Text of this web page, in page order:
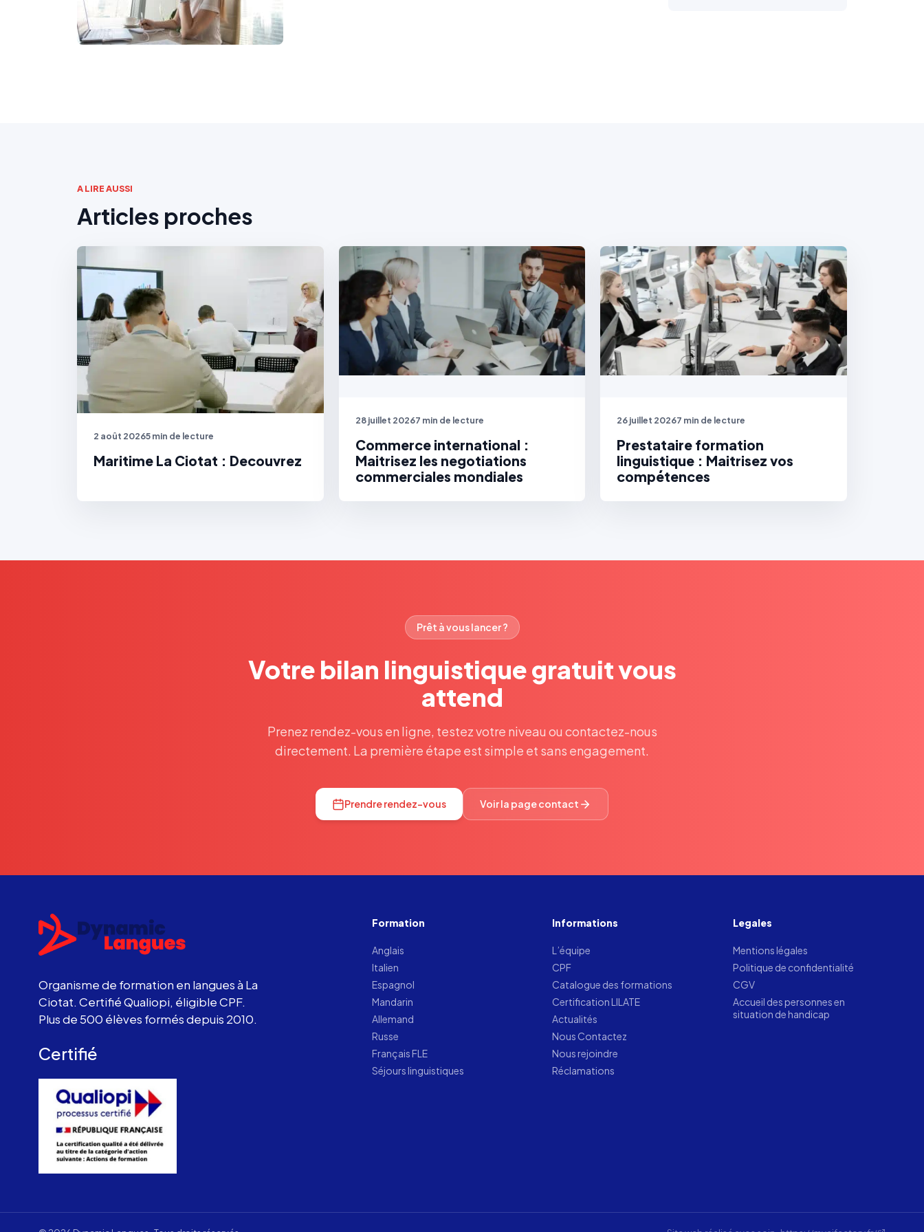
A LIRE AUSSI
Articles proches
2 août 20265 min de lecture
Maritime La Ciotat : Decouvrez
28 juillet 20267 min de lecture
Commerce international :
Maitrisez les negotiations
commerciales mondiales
26 juillet 20267 min de lecture
Prestataire formation
linguistique : Maitrisez vos
compétences
Prêt à vous lancer ?
Votre bilan linguistique gratuit vous
attend
Prenez rendez-vous en ligne, testez votre niveau ou contactez-nous
directement. La première étape est simple et sans engagement.
Prendre rendez-vous Voir la page contact
Organisme de formation en langues à La
Ciotat. Certifié Qualiopi, éligible CPF.
Plus de 500 élèves formés depuis 2010.
Certifié
Formation
Anglais
Italien
Espagnol
Mandarin
Allemand
Russe
Français FLE
Séjours linguistiques
Informations
L’équipe
CPF
Catalogue des formations
Certification LILATE
Actualités
Nous Contactez
Nous rejoindre
Réclamations
Legales
Mentions légales
Politique de confidentialité
CGV
Accueil des personnes en
situation de handicap